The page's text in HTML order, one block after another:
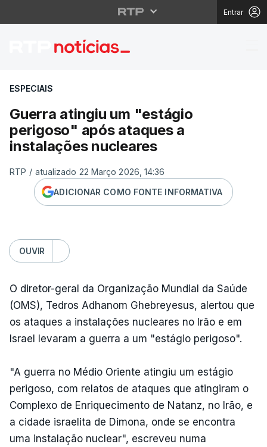
Entrar
Guerra atingiu um
ESPECIAIS
Guerra atingiu um "estágio
perigoso" após ataques a
instalações nucleares
RTP / atualizado 22 Março 2026, 14:36
ADICIONAR COMO FONTE INFORMATIVA
OUVIR
O diretor-geral da Organização Mundial da Saúde
(OMS), Tedros Adhanom Ghebreyesus, alertou que
os ataques a instalações nucleares no Irão e em
Israel levaram a guerra a um "estágio perigoso".
"A guerra no Médio Oriente atingiu um estágio
perigoso, com relatos de ataques que atingiram o
Complexo de Enriquecimento de Natanz, no Irão, e
a cidade israelita de Dimona, onde se encontra
uma instalação nuclear", escreveu numa